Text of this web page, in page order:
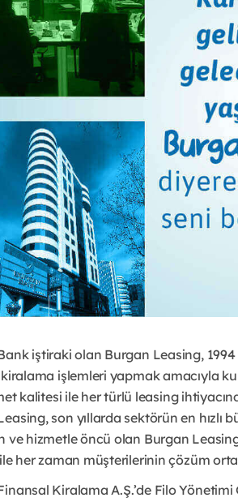
iştiraki olan Burgan Leasing,
işlemleri yapmak amacıyla
kalitesi ile her türlü leasing
son yıllarda sektörün en
ve hizmetle öncü olan Burgan
her zaman müşterilerinin çözüm
Kiralama A.Ş.’de Filo